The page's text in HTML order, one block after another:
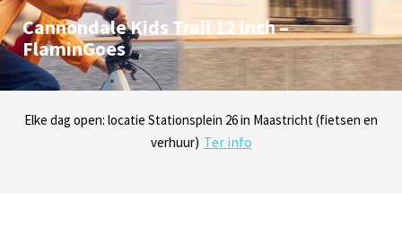
Cannondale Kids Trail 12 inch –
FlaminGoes
Dinsdag t/m zaterdag geopen: locaties Sphinxlunet 1 in Maastricht
(e-bikes) en Maaseikersteenweg 183 in Lanaken (fietsen en e-
Elke dag open: locatie Stationsplein 26 in Maastricht (fietsen en
verhuur) Ter info
Onze missie? Tevreden klanten! Lees reviews